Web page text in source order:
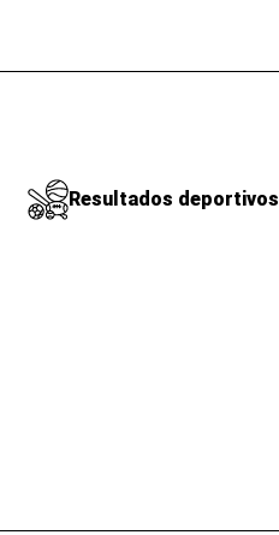
Resultados deportivos